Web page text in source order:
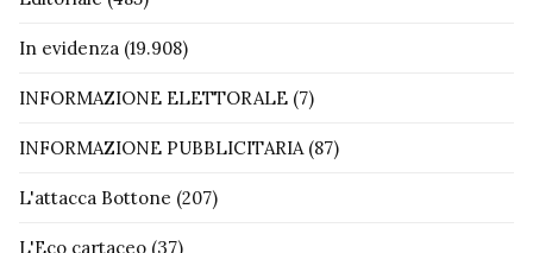
In evidenza (19.908)
INFORMAZIONE ELETTORALE (7)
INFORMAZIONE PUBBLICITARIA(87)
L'attacca Bottone (207)
L'Eco cartaceo (37)